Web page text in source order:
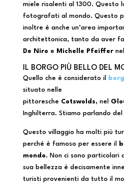
miele risalenti al 1300. Questo
fotografati al mondo. Questo
inoltre è anche un’area
architettonica, tanto da aver
De Niro e Michelle Pfeiffer
IL BORGO PIÙ BELLO DEL
Quello che è considerato il
situato nelle
pittoresche Cotswolds, nel
Inghilterra. Stiamo parlando del
Questo villaggio ha molti più
perché è famoso per essere il
mondo. Non ci sono particolari
sua bellezza è decisamente
turisti provenienti da tutto il